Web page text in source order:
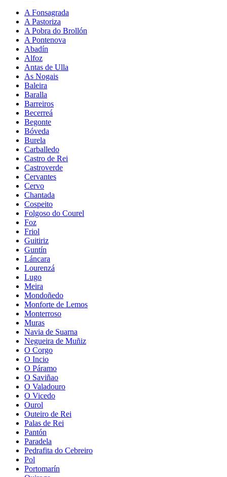
A Fonsagrada
A Pastoriza
A Pobra do Brollón
A Pontenova
Abadín
Alfoz
Antas de Ulla
As Nogais
Baleira
Baralla
Barreiros
Becerreá
Begonte
Bóveda
Burela
Carballedo
Castro de Rei
Castroverde
Cervantes
Cervo
Chantada
Cospeito
Folgoso do Courel
Foz
Friol
Guitiriz
Guntín
Láncara
Lourenzá
Lugo
Meira
Mondoñedo
Monforte de Lemos
Monterroso
Muras
Navia de Suarna
Negueira de Muñiz
O Corgo
O Incio
O Páramo
O Saviñao
O Valadouro
O Vicedo
Ourol
Outeiro de Rei
Palas de Rei
Pantón
Paradela
Pedrafita do Cebreiro
Pol
Portomarín